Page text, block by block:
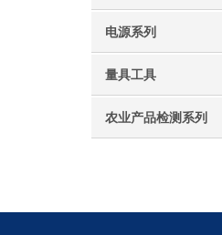
电源系列
量具工具
农业产品检测系列